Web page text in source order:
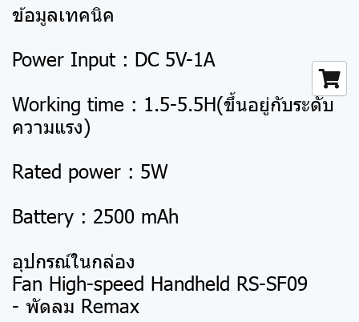
ข้อมูลเทคนิค
Power Input : DC 5V-1A
Working time : 1.5-5.5H(ขึ้นอยู่กับระดับ
ความแรง)
Rated power : 5W
Battery : 2500 mAh
อุปกรณ์ในกล่อง
Fan High-speed Handheld RS-SF09
- พัดลม Remax